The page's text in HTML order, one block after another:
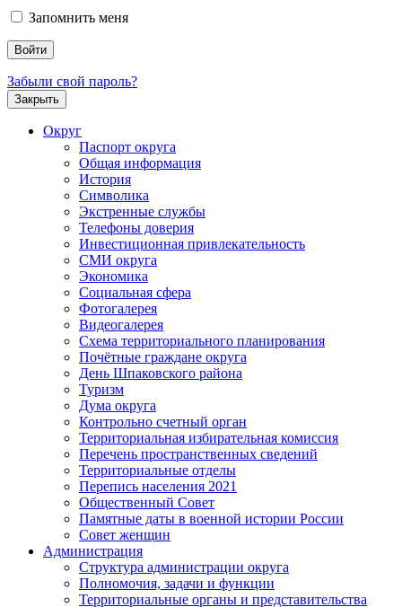
Запомнить меня
Забыли свой пароль?
Закрыть
Округ
Паспорт округа
Общая информация
История
Символика
Экстренные службы
Телефоны доверия
Инвестиционная привлекательность
СМИ округа
Экономика
Социальная сфера
Фотогалерея
Видеогалерея
Схема территориального планирования
Почётные граждане округа
День Шпаковского района
Туризм
Дума округа
Контрольно счетный орган
Территориальная избирательная комиссия
Перечень пространственных сведений
Территориальные отделы
Перепись населения 2021
Общественный Совет
Памятные даты в военной истории России
Совет женщин
Администрация
Структура администрации округа
Полномочия, задачи и функции
Территориальные органы и представительства